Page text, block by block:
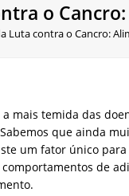
o
Luta contra o Cancro:
mais temida das
que ainda
um fator único
de